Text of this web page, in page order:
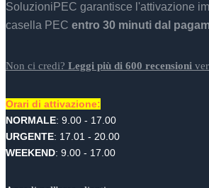
SoluzioniPEC garantisce l'attivazione
casella PEC entro 30 minuti dal
Non ci credi? Leggi più di 600 recensioni
Orari di attivazione:
NORMALE: 9.00 - 17.00
URGENTE: 17.01 - 20.00
WEEKEND: 9.00 - 17.00